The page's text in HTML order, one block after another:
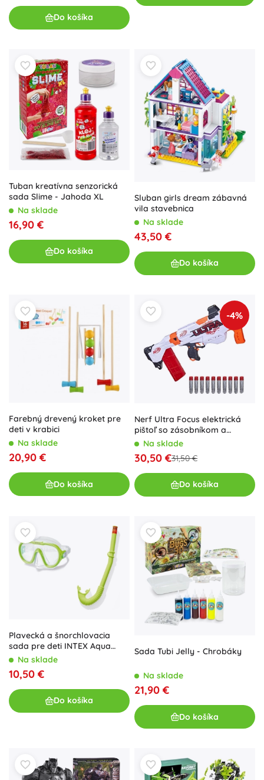
Do košíka
Tuban kreatívna senzorická
sada Slime - Jahoda XL
Na sklade
16,90 €
Do košíka
Sluban girls dream zábavná
vila stavebnica
Na sklade
43,50 €
Do košíka
Farebný drevený kroket pre
deti v krabici
Na sklade
20,90 €
Do košíka
-4%
Nerf Ultra Focus elektrická
pištoľ so zásobníkom a
penovými nábojmi
Na sklade
30,50 €31,50 €
Do košíka
Plavecká a šnorchlovacia
sada pre deti INTEX Aqua
FlowNa sklade
10,50 €
Do košíka
Sada Tubi Jelly - Chrobáky
Na sklade
21,90 €
Do košíka